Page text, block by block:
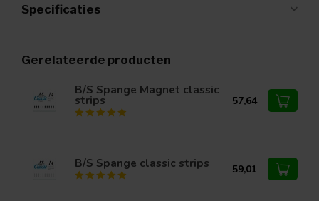
Specificaties
Gerelateerde producten
B/S Spange Magnet classic
strips 57,64
B/S Spange classic strips 59,01